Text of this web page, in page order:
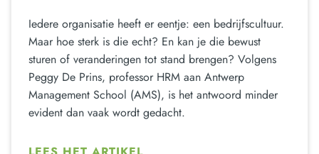
Iedere organisatie heeft er eentje: een bedrijfscultuur.
Maar hoe sterk is die echt? En kan je die bewust
sturen of veranderingen tot stand brengen? Volgens
Peggy De Prins, professor HRM aan Antwerp
Management School (AMS), is het antwoord minder
evident dan vaak wordt gedacht.